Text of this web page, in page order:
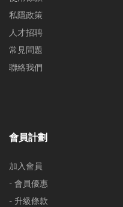
私隱政策
人才招聘
常見問題
聯絡我們
會員計劃
加入會員
- 會員優惠
- 升級條款